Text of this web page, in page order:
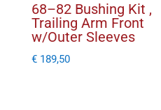
68–82 Bushing Kit ,
Trailing Arm Front
w/Outer Sleeves
€189,50